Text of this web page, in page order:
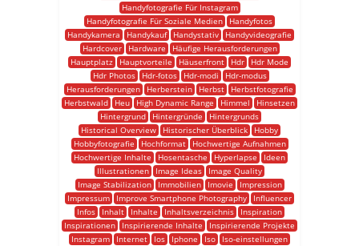
Handyfotografie Für Instagram
Handyfotografie Für Soziale Medien
Handyfotos
Handykamera
Handykauf Handystativ
Handyvideografie
Hardcover
Hardware
Häufige Herausforderungen
Hauptplatz
Hauptvorteile Häuserfront Hdr
Hdr Mode
Hdr Photos
Hdr-fotos Hdr-modi
Hdr-modus
Herausforderungen
Herberstein Herbst
Herbstfotografie
Herbstwald
Heu High Dynamic Range Himmel
Hinsetzen
Hintergrund
Hintergründe
Hintergrunds
Historical Overview
Historischer Überblick
Hobby
Hobbyfotografie
Hochformat
Hochwertige Aufnahmen
Hochwertige Inhalte
Hosentasche Hyperlapse
Ideen
Illustrationen
Image Ideas
Image Quality
Image Stabilization
Immobilien Imovie
Impression
Impressum
Improve Smartphone Photography
Influencer
Infos
Inhalt Inhalte Inhaltsverzeichnis
Inspiration
Inspirationen
Inspirierende Inhalte
Inspirierende Projekte
Instagram
Internet Ios Iphone Iso
Iso-einstellungen